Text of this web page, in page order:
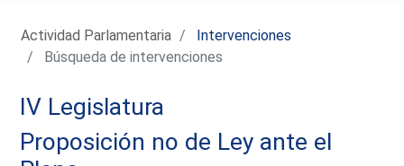
Actividad Parlamentaria
Intervenciones
Búsqueda de intervenciones
IV Legislatura
Proposición no de Ley ante el